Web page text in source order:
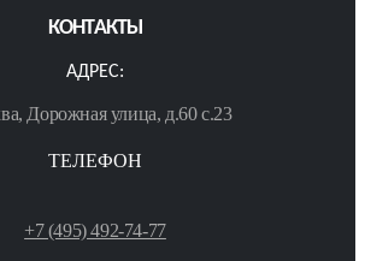
КОНТАКТЫ
АДРЕС:
Дорожная улица, д.60 с.23
ТЕЛЕФОН
+7 (495) 492-74-77